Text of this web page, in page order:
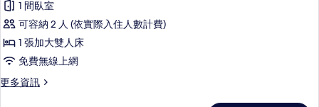
片
房
的
所
有
相
人
非
吸
煙
房
的
適
客
房,
張
1 間臥室
可容納 2 人 (依實際入住人數計費)
1 張加大雙人床
免費無線上網
更多資訊
更